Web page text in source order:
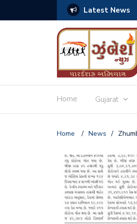
Latest News
Home Gujarat
Home / News /